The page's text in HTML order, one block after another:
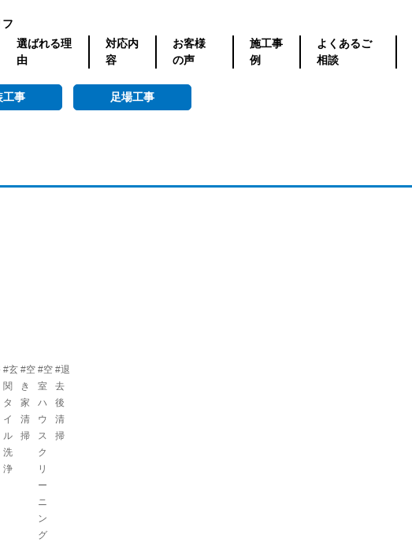
選ばれる理
由
対応内
容
お客様
の声
施工事
例
よくあるご
相談
工事 足場工事
#玄
関
タ
イ
ル
洗
浄
#空
き
家
清
掃
#空
室
ハ
ウ
ス
ク
リ
ー
ニ
ン
グ
#退
去
後
清
掃